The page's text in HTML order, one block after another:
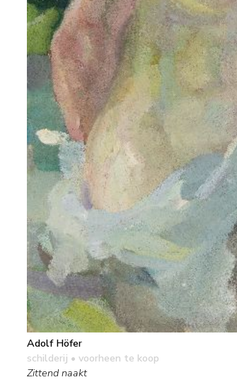
Adolf Höfer
schilderij • voorheen te koop
Zittend naakt